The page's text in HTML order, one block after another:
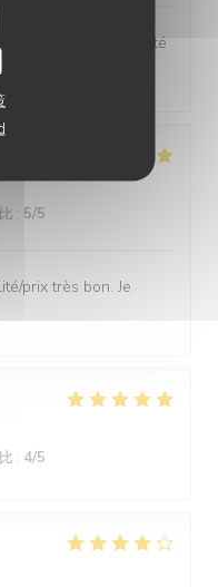
qualité qualité
: 5/5
prix très bon. Je
: 4/5